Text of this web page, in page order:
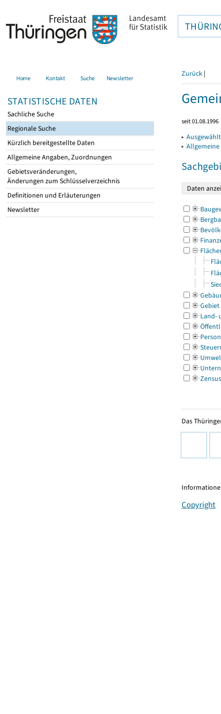
Home Kontakt Suche Newsletter
STATISTISCHE DATEN
Sachliche Suche
Regionale Suche
Kürzlich bereitgestellte Daten
Allgemeine Angaben, Zuordnungen
Gebietsveränderungen,
Änderungen zum Schlüsselverzeichnis
Definitionen und Erläuterungen
Newsletter
Zurück |
seit 01.08.1996
▸
▸
Gebiet
Land-
Zensus
Das
Copyright